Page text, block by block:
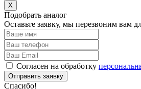
X
Подобрать аналог
Оставьте заявку, мы перезвоним вам
Согласен на обработку
Отправить заявку
Спасибо!